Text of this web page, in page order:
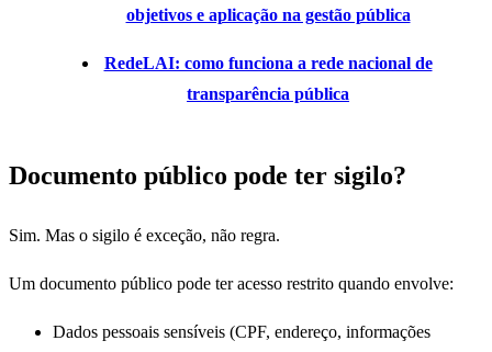
objetivos e aplicação na gestão pública
RedeLAI: como funciona a rede nacional de
transparência pública
Documento público pode ter sigilo?
Sim. Mas o sigilo é exceção, não regra.
Um documento público pode ter acesso restrito quando envolve:
Dados pessoais sensíveis (CPF, endereço, informações